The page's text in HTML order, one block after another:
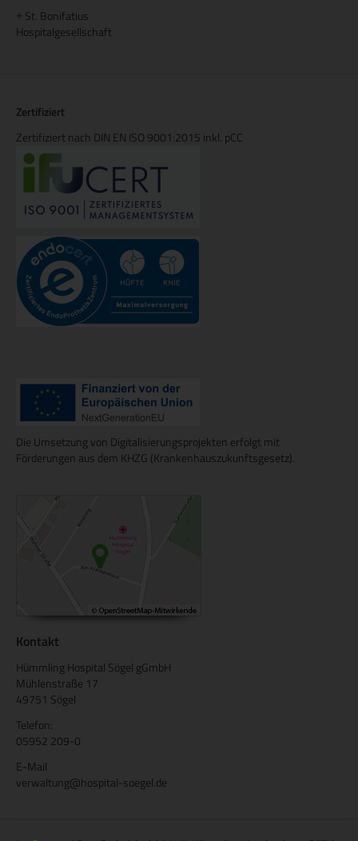
St. Bonifatius
Hospitalgesellschaft
Zertifiziert
Zertifiziert nach DIN EN ISO 9001:2015 inkl. pCC
Die Umsetzung von Digitalisierungsprojekten erfolgt mit
Förderungen aus dem KHZG (Krankenhauszukunftsgesetz).
Kontakt
Hümmling Hospital Sögel gGmbH
Mühlenstraße 17
49751 Sögel
Telefon:
05952 209-0
E-Mail
verwaltung@hospital-soegel.de